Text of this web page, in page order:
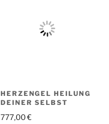
HERZENGEL HEILUNG
DEINER SELBST
777,00€